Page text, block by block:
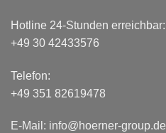
Hotline 24-Stunden erreichbar:
+49 30 42433576
Telefon:
+49 351 82619478
E-Mail: info@hoerner-group.de